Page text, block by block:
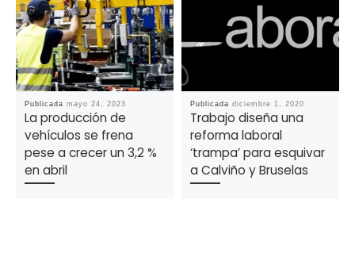
Publicada mayo 24, 2023
La producción de
vehículos se frena
pese a crecer un 3,2 %
en abril
Publicada diciembre 1, 2020
Trabajo diseña una
reforma laboral
‘trampa’ para esquivar
a Calviño y Bruselas